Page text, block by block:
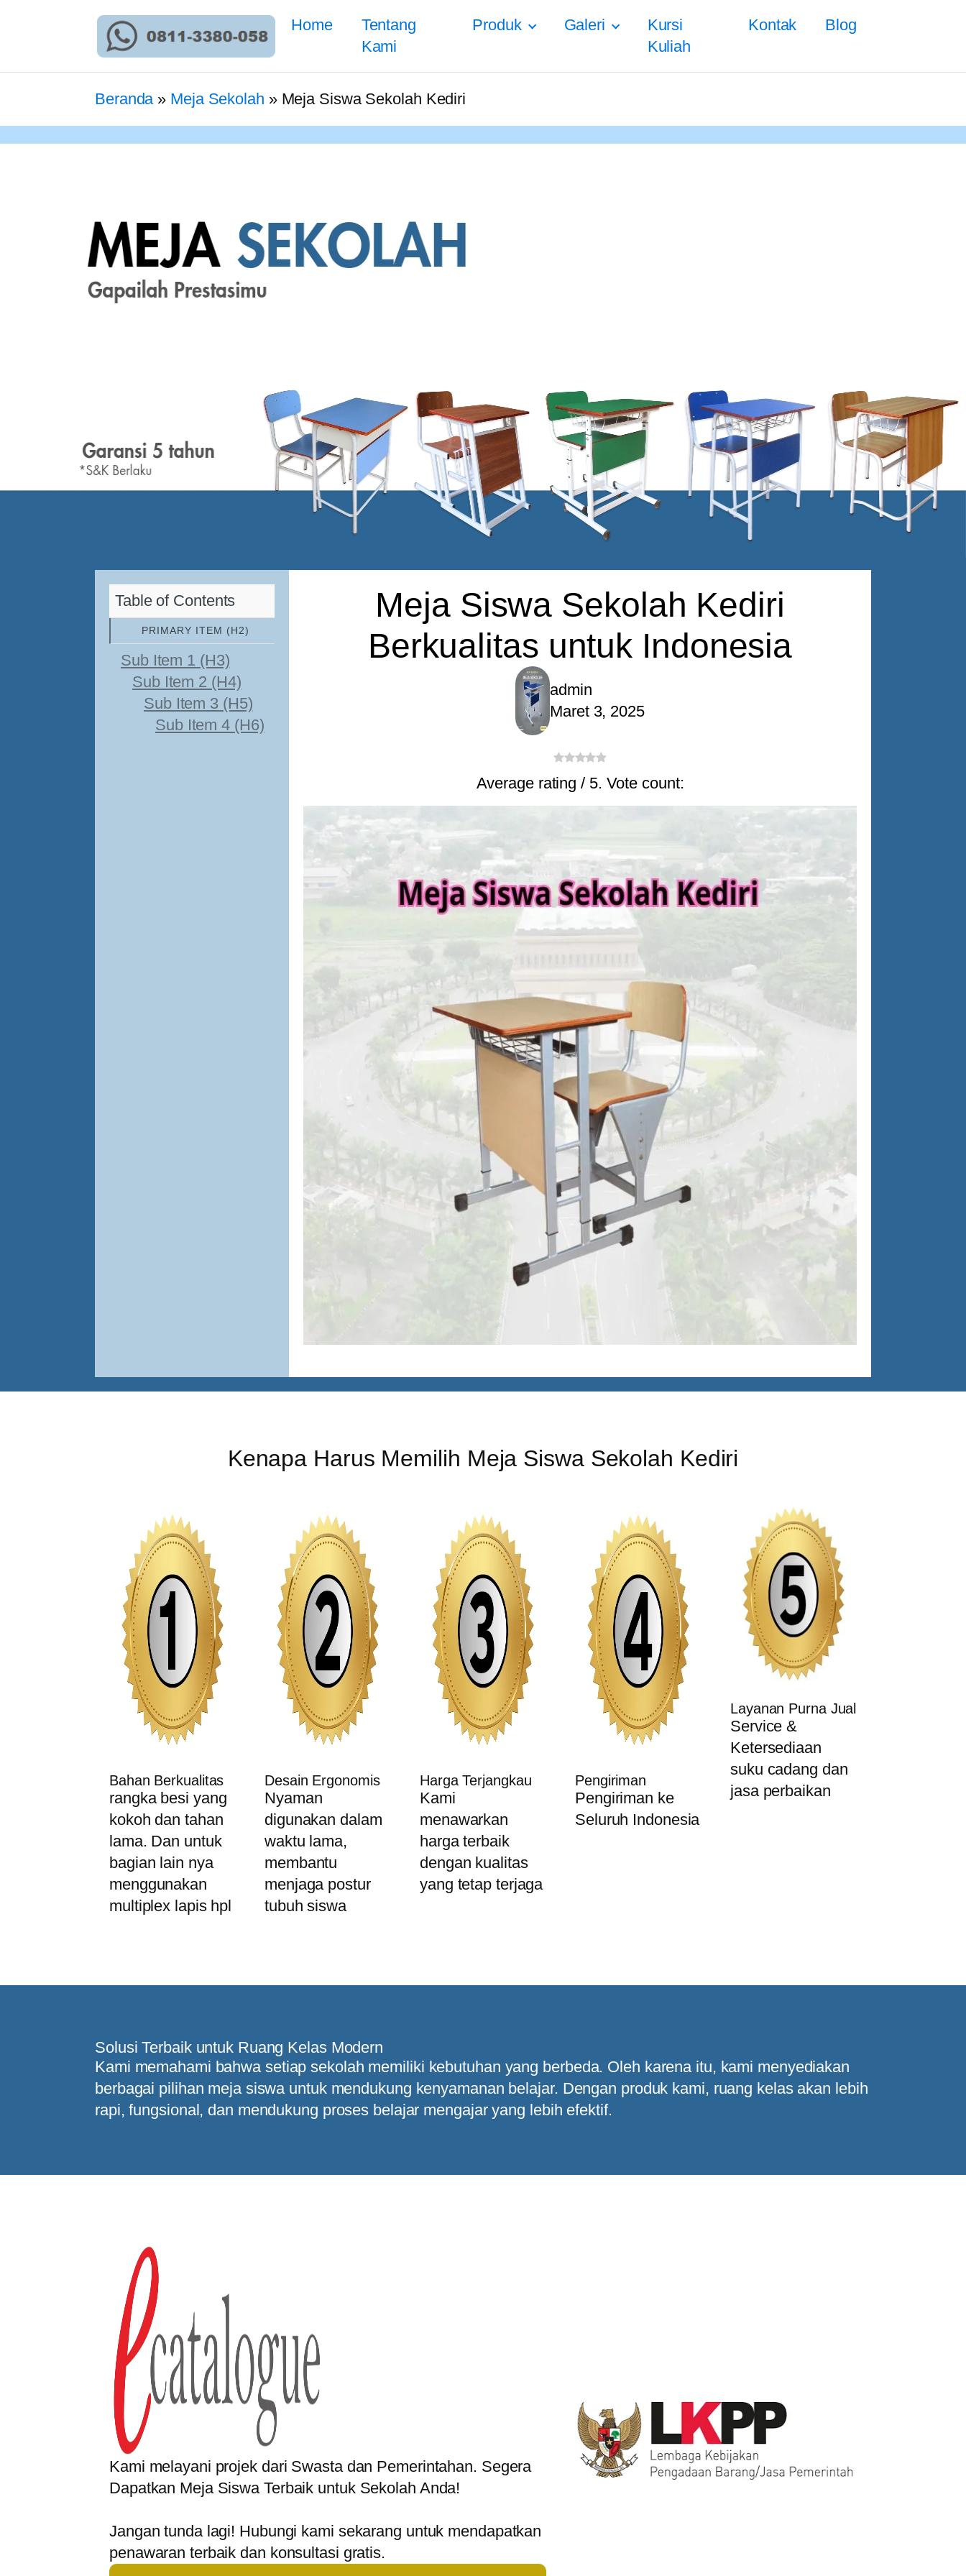
Home
Tentang
Kami
Produk Galeri
Kursi
Kuliah
Kontak Blog
Beranda» Meja Sekolah » Meja Siswa Sekolah Kediri
Table of Contents
PRIMARY ITEM (H2)
Sub Item 1 (H3)
Sub Item 2 (H4)
Sub Item 3 (H5)
Sub Item 4 (H6)
Meja Siswa Sekolah Kediri
Berkualitas untuk Indonesia
admin
Maret 3, 2025
Average rating/ 5. Vote count:
Kenapa Harus Memilih Meja Siswa Sekolah Kediri
Bahan Berkualitas
rangka besi yang
kokoh dan tahan
lama. Dan untuk
bagian lain nya
menggunakan
multiplex lapis hpl
Desain Ergonomis
Nyaman
digunakan dalam
waktu lama,
membantu
menjaga postur
tubuh siswa
Harga Terjangkau
Kami
menawarkan
harga terbaik
dengan kualitas
yang tetap terjaga
Pengiriman
Pengiriman ke
Seluruh Indonesia
Layanan Purna Jual
Service &
Ketersediaan
suku cadang dan
jasa perbaikan
Solusi Terbaik untuk Ruang Kelas Modern
Kami memahami bahwa setiap sekolah memiliki kebutuhan yang berbeda. Oleh karena itu, kami menyediakan
berbagai pilihan meja siswa untuk mendukung kenyamanan belajar. Dengan produk kami, ruang kelas akan lebih
rapi, fungsional, dan mendukung proses belajar mengajar yang lebih efektif.
Kami melayani projek dari Swasta dan Pemerintahan. Segera
Dapatkan Meja Siswa Terbaik untuk Sekolah Anda!
Jangan tunda lagi! Hubungi kami sekarang untuk mendapatkan
penawaran terbaik dan konsultasi gratis.